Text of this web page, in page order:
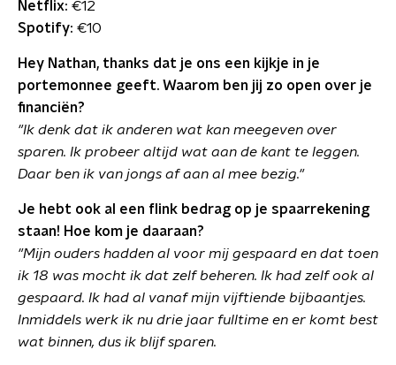
Netflix: €12
Spotify: €10
Hey Nathan, thanks dat je ons een kijkje in je
portemonnee geeft. Waarom ben jij zo open over je
financiën?
"Ik denk dat ik anderen wat kan meegeven over
sparen. Ik probeer altijd wat aan de kant te leggen.
Daar ben ik van jongs af aan al mee bezig."
Je hebt ook al een flink bedrag op je spaarrekening
staan! Hoe kom je daaraan?
"Mijn ouders hadden al voor mij gespaard en dat toen
ik 18 was mocht ik dat zelf beheren. Ik had zelf ook al
gespaard. Ik had al vanaf mijn vijftiende bijbaantjes.
Inmiddels werk ik nu drie jaar fulltime en er komt best
wat binnen, dus ik blijf sparen.